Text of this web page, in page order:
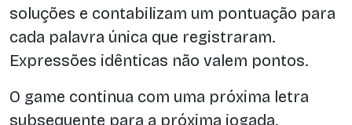
soluções e contabilizam um pontuação para
cada palavra única que registraram.
Expressões idênticas não valem pontos.
O game continua com uma próxima letra
subsequente para a próxima jogada.